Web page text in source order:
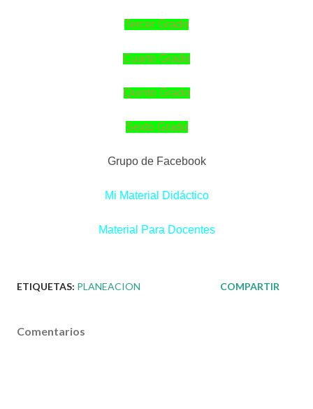
Tercer Grado
Cuarto Grado
Quinto Grado
Sexto Grado
Grupo de Facebook
Mi Material Didáctico
Material Para Docentes
ETIQUETAS: PLANEACION COMPARTIR
Comentarios